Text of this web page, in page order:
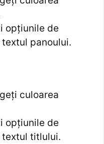
opțiunile de
panoului.
culoarea
opțiunile de
titlului.